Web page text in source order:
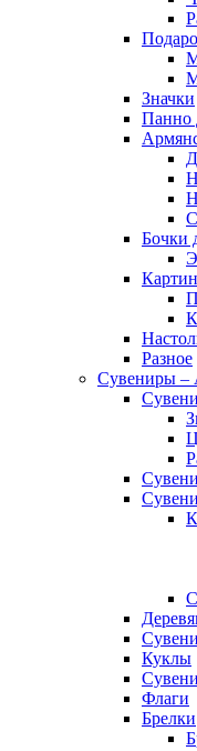
Значки
Панно
Бочки
Разное
Сувениры –
Куклы
Флаги
Брелки